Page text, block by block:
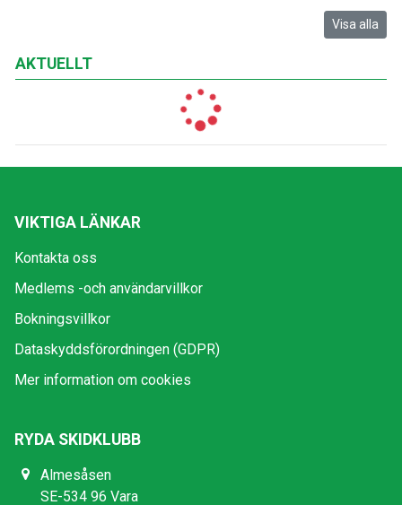
Visa alla
AKTUELLT
VIKTIGA LÄNKAR
Kontakta oss
Medlems -och användarvillkor
Bokningsvillkor
Dataskyddsförordningen (GDPR)
Mer information om cookies
RYDA SKIDKLUBB
Almesåsen
SE-534 96 Vara